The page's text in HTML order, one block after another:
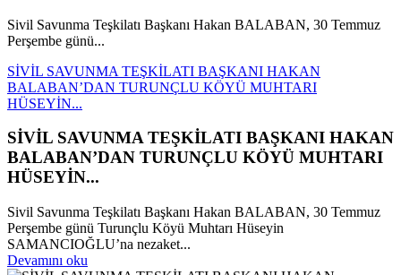
Sivil Savunma Teşkilatı Başkanı Hakan BALABAN, 30 Temmuz
Perşembe günü...
SİVİL SAVUNMA TEŞKİLATI BAŞKANI HAKAN
BALABAN’DAN TURUNÇLU KÖYÜ MUHTARI
HÜSEYİN...
SİVİL SAVUNMA TEŞKİLATI BAŞKANI HAKAN
BALABAN’DAN TURUNÇLU KÖYÜ MUHTARI
HÜSEYİN...
Sivil Savunma Teşkilatı Başkanı Hakan BALABAN, 30 Temmuz
Perşembe günü Turunçlu Köyü Muhtarı Hüseyin
SAMANCIOĞLU’na nezaket...
Devamını oku